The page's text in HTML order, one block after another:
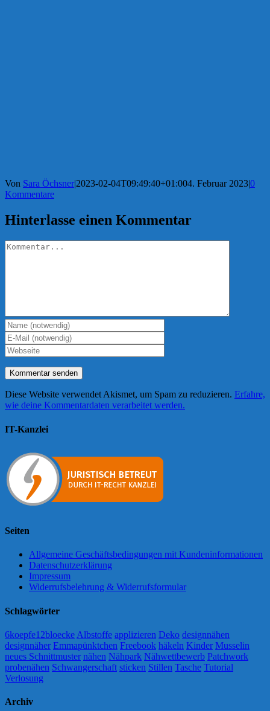
Von Sara Öchsner|2023-02-04T09:49:40+01:004. Februar 2023|0
Kommentare
Hinterlasse einen Kommentar
Kommentar
Diese Website verwendet Akismet, um Spam zu reduzieren. Erfahre,
wie deine Kommentardaten verarbeitet werden.
IT-Kanzlei
Seiten
Allgemeine Geschäftsbedingungen mit Kundeninformationen
Datenschutzerklärung
Impressum
Widerrufsbelehrung & Widerrufsformular
Schlagwörter
6koepfe12bloecke Albstoffe applizieren Deko designnähen
designnäher Emmapünktchen Freebook häkeln Kinder Musselin
neues Schnittmuster nähen Nähpark Nähwettbewerb Patchwork
probenähen Schwangerschaft sticken Stillen Tasche Tutorial
Verlosung
Archiv